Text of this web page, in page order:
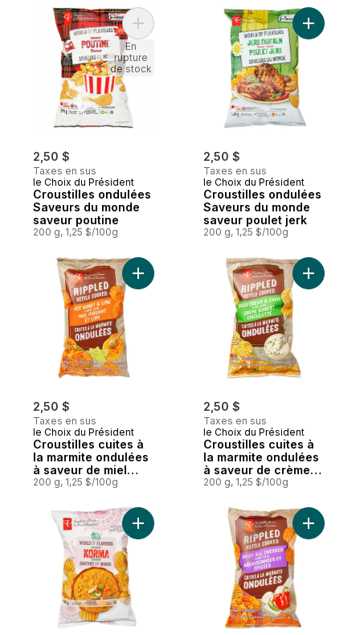
oignon
2,50 $
Taxes en sus
le Choix du Président
Croustilles ondulées
Saveurs du monde
saveur poutine
200 g, 1,25 $/100g
Ajouter Croustilles ondulées Saveurs du
En
rupture
de stock
2,50 $
Taxes en sus
le Choix du Président
Croustilles ondulées
Saveurs du monde
saveur poulet jerk
200 g, 1,25 $/100g
Ajouter
2,50 $
Taxes en sus
le Choix du Président
Croustilles cuites à
la marmite ondulées
à saveur de miel
piquant et de lime
200 g, 1,25 $/100g
Ajouter Croustilles cuites à la marmite
2,50 $
Taxes en sus
le Choix du Président
Croustilles cuites à
la marmite ondulées
à saveur de crème
sure et de ciboulette
200 g, 1,25 $/100g
Ajouter
Ajouter Croustilles ondulées à saveur
Ajouter